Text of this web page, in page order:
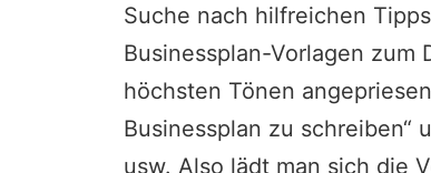
Suche nach hilfreichen
Businessplan-Vorlagen
höchsten Tönen
Businessplan zu schreiben“
usw. Also lädt man sich die